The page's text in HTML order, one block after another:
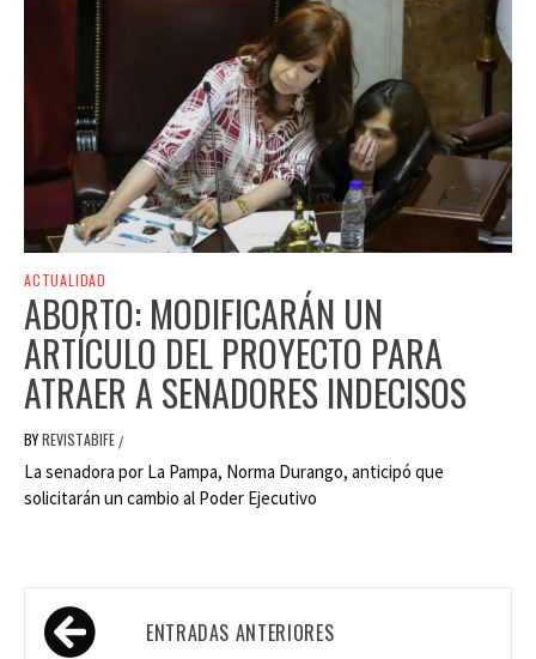
ACTUALIDAD
ABORTO: MODIFICARÁN UN
ARTÍCULO DEL PROYECTO PARA
ATRAER A SENADORES INDECISOS
BYREVISTABIFE /
La senadora por La Pampa, Norma Durango, anticipó que
solicitarán un cambio al Poder Ejecutivo
NavegaciónENTRADAS ANTERIORES